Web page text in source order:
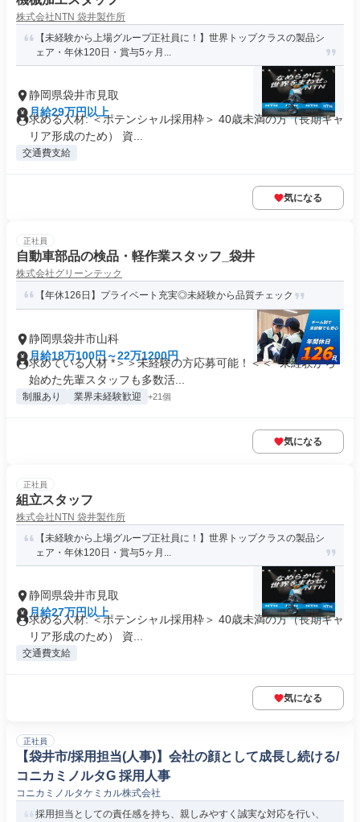
株式会社NTN 袋井製作所
【未経験から上場グループ正社員に！】世界トップクラスの製品シ
ェア・年休120日・賞与5ヶ月...
静岡県袋井市見取
月給29万円以上
求める人材: ＜ポテンシャル採用枠＞ 40歳未満の方（長期キャ
リア形成のため） 資...
交通費支給
気になる
正社員
自動車部品の検品・軽作業スタッフ_袋井
株式会社グリーンテック
【年休126日】プライベート充実◎未経験から品質チェック
静岡県袋井市山科
月給18万100円～22万1200円
求めている人材 *＞＞未経験の方応募可能！＜＜* 未経験から
始めた先輩スタッフも多数活...
制服あり 業界未経験歓迎 +21個
気になる
正社員
組立スタッフ
株式会社NTN 袋井製作所
【未経験から上場グループ正社員に！】世界トップクラスの製品シ
ェア・年休120日・賞与5ヶ月...
静岡県袋井市見取
月給27万円以上
求める人材: ＜ポテンシャル採用枠＞ 40歳未満の方（長期キャ
リア形成のため） 資...
交通費支給
気になる
正社員
【袋井市/採用担当(人事)】会社の顔として成長し続ける/
コニカミノルタG 採用人事
コニカミノルタケミカル株式会社
採用担当としての責任感を持ち、親しみやすく誠実な対応を行い、